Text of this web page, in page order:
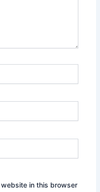
website in this browser